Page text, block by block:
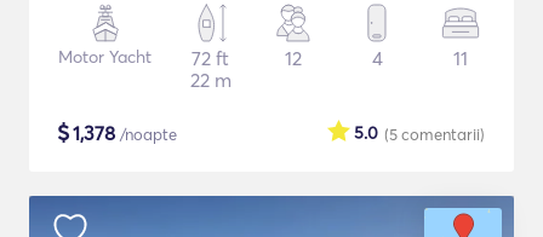
Motor Yacht
72 ft
22 m
12 4 11
$1,378 /noapte (5comentarii)
5.0